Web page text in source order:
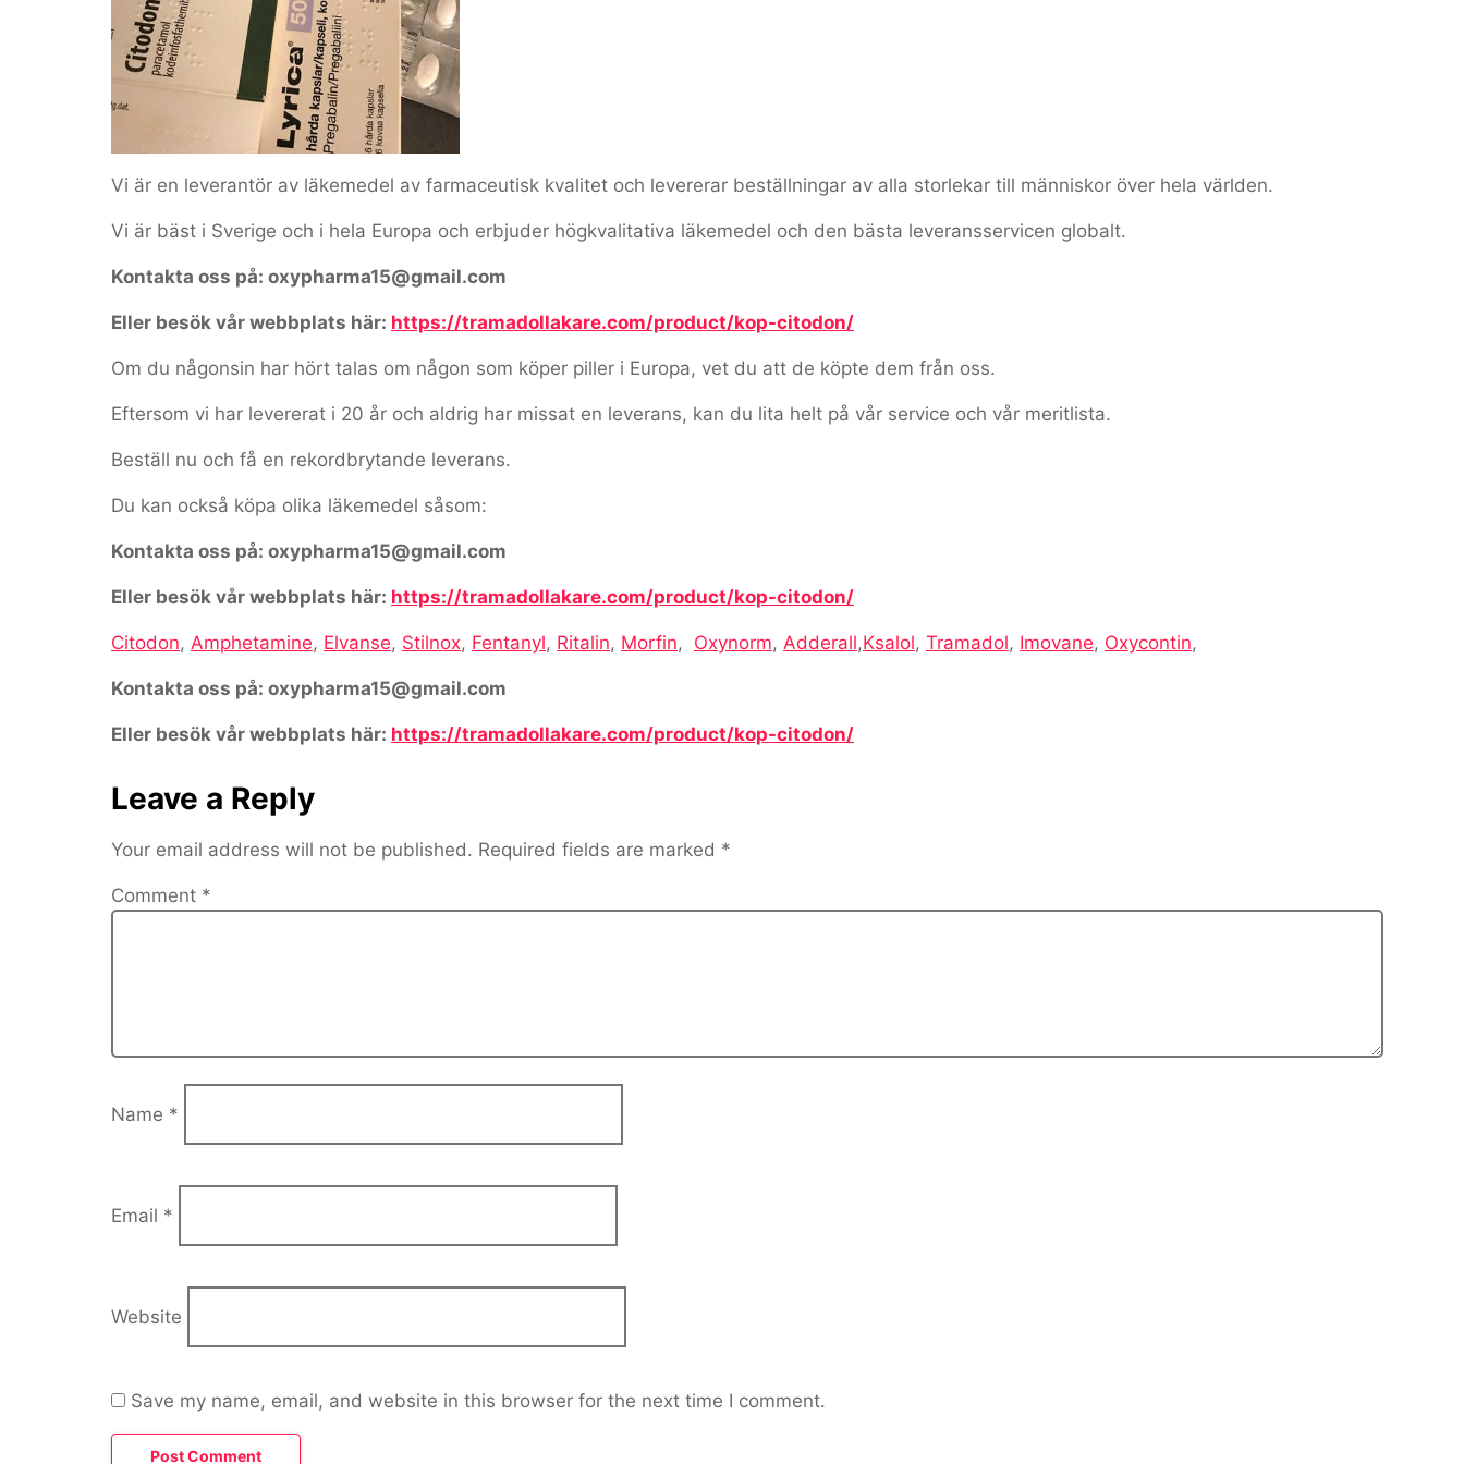
Vi är en leverantör av läkemedel av farmaceutisk kvalitet och levererar beställningar av alla storlekar till människor över hela världen.
Vi är bäst i Sverige och i hela Europa och erbjuder högkvalitativa läkemedel och den bästa leveransservicen globalt.
Kontakta oss på: oxypharma15@gmail.com
Eller besök vår webbplats här: https://tramadollakare.com/product/kop-citodon/
Om du någonsin har hört talas om någon som köper piller i Europa, vet du att de köpte dem från oss.
Eftersom vi har levererat i 20 år och aldrig har missat en leverans, kan du lita helt på vår service och vår meritlista.
Beställ nu och få en rekordbrytande leverans.
Du kan också köpa olika läkemedel såsom:
Kontakta oss på: oxypharma15@gmail.com
Eller besök vår webbplats här: https://tramadollakare.com/product/kop-citodon/
Citodon, Amphetamine, Elvanse, Stilnox, Fentanyl, Ritalin, Morfin, Oxynorm, Adderall,Ksalol, Tramadol, Imovane, Oxycontin,
Kontakta oss på: oxypharma15@gmail.com
Eller besök vår webbplats här: https://tramadollakare.com/product/kop-citodon/
Leave a Reply
Your email address will not be published. Required fields are marked *
Comment *
Name *
Email *
Website
Save my name, email, and website in this browser for the next time I comment.